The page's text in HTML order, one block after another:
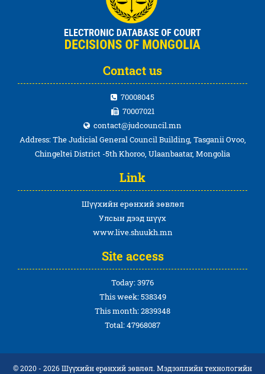
Contact us
70008045
70007021
contact@judcouncil.mn
Address: The Judicial General Council Building, Tasganii Ovoo,
Chingeltei District -5th Khoroo, Ulaanbaatar, Mongolia
Link
Шүүхийн ерөнхий зөвлөл
Улсын дээд шүүх
www.live.shuukh.mn
Site access
Today: 3976
This week: 538349
This month: 2839348
Total: 47968087
© 2020 - 2026 Шүүхийн ерөнхий зөвлөл. Мэдээллийн технологийн